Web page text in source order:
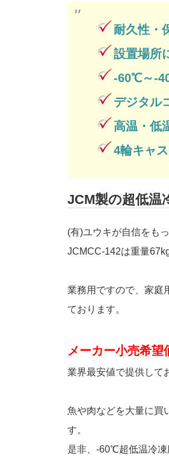
耐久性・
設置場所
-60℃～-
デジタル
高温・低
4輪キャ
JCM製の超低温
(有)ユウキが自信をも
JCMCC-142は重量
業務用ですので、家庭
ております。
メーカー小売希望
業界最安値で提供して
魚や肉などを大量に買
す。
是非、-60℃超低温冷凍